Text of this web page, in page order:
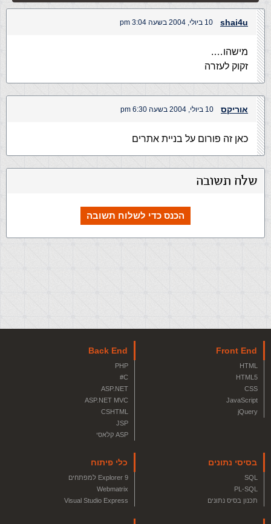
shai4u 10 ביולי, 2004 בשעה 3:04 pm
מישהו….
זקוק לעזרה
אוריקס 10 ביולי, 2004 בשעה 6:30 pm
כאן זה פורום על בניית אתרים
שלח תשובה
הכנס כדי לשלוח תשובה
Front End
HTML
HTML5
CSS
JavaScript
jQuery
Back End
PHP
C#
ASP.NET
ASP.NET MVC
CSHTML
JSP
ASP קלאסי
בסיסי נתונים
SQL
PL-SQL
תכנון בסיס נתונים
כלי פיתוח
Explorer 9 למפתחים
Webmatrix
Visual Studio Express